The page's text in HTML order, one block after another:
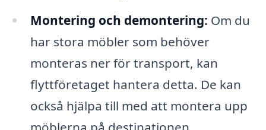
Montering och demontering: Om du
har stora möbler som behöver
monteras ner för transport, kan
flyttföretaget hantera detta. De kan
också hjälpa till med att montera upp